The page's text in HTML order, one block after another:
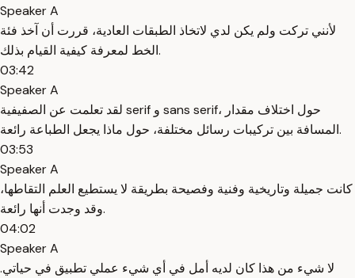
Speaker A
لأنني تركت ولم يكن لدي لاتخاذ الطبقات العادية، قررت أن آخذ فئة
الخط لمعرفة كيفية القيام بذلك.
03:42
Speaker A
لقد تعلمت عن الصفيفية serif و sans serif، حول اختلاف مقدار
المسافة بين تركيبات رسائل مختلفة، حول ماذا يجعل الطباعة رائعة.
03:53
Speaker A
كانت جميلة وتاريخية وفنية وفصيحة بطريقة لا يستطيع العلم التقاطها،
وقد وجدت أنها رائعة.
04:02
Speaker A
لا شيء من هذا كان لديه أمل في أي شيء عملي تطبيق في حياتي.